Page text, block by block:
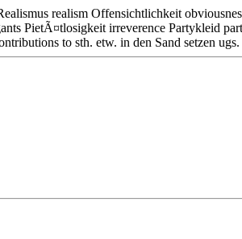
realism Offensichtlichkeit
PietÃ¤tlosigkeit irreverence Partykleid
to sth. etw. in den Sand setzen